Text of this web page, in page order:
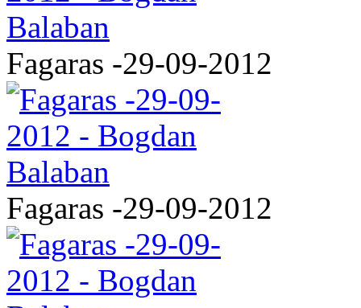
Fagaras -29-09-2012
Fagaras -29-09-2012